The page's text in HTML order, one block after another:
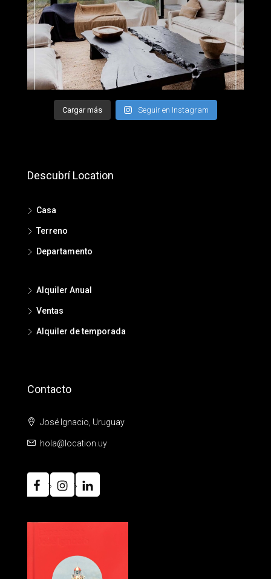
Cargar más Seguir en Instagram
Descubrí Location
Casa
Terreno
Departamento
Alquiler Anual
Ventas
Alquiler de temporada
Contacto
José Ignacio, Uruguay
hola@location.uy